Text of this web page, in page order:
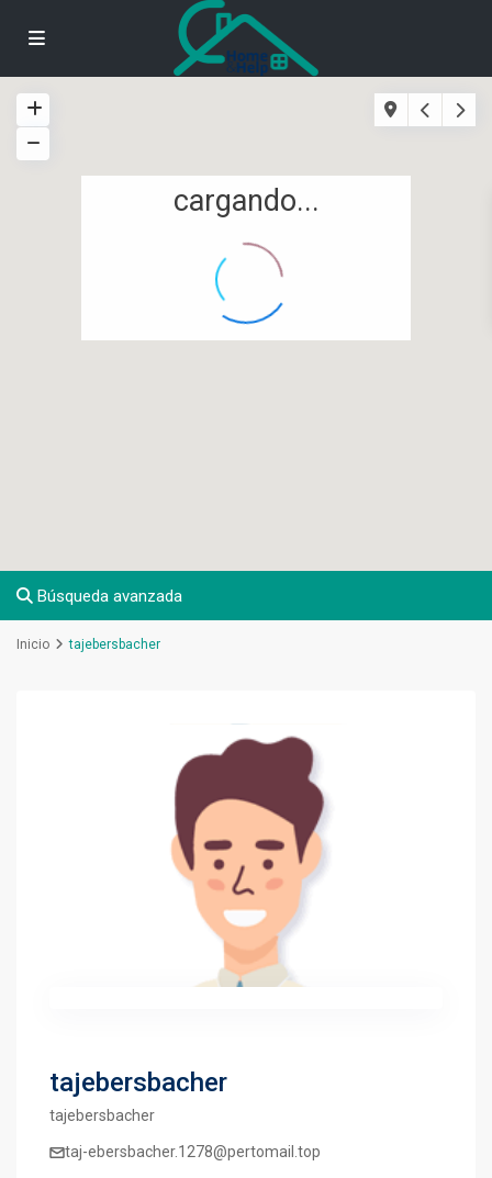
cargando...
Búsqueda avanzada
Inicio tajebersbacher
tajebersbacher
tajebersbacher
taj-ebersbacher.1278@pertomail.top